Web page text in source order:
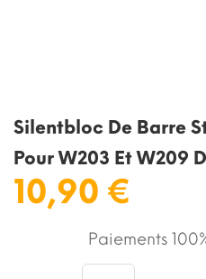
Silentbloc De Barre
Pour W203 Et W209
10,90 €
Paiements